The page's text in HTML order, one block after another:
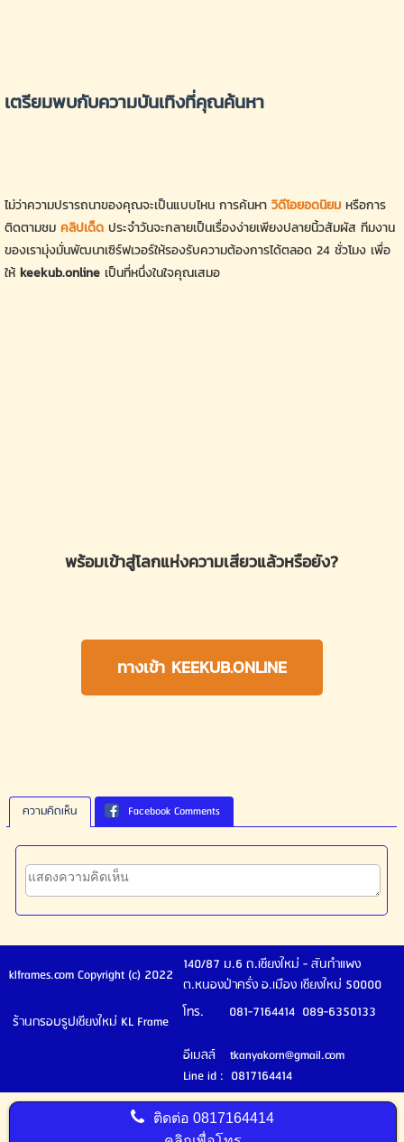
เตรียมพบกับความบันเทิงที่คุณค้นหา
ไม่ว่าความปรารถนาของคุณจะเป็นแบบไหน การค้นหา วิดีโอยอดนิยมหรือการ
ติดตามชม คลิปเด็ดประจำวันจะกลายเป็นเรื่องง่ายเพียงปลายนิ้วสัมผัส ทีมงาน
ของเรามุ่งมั่นพัฒนาเซิร์ฟเวอร์ให้รองรับความต้องการได้ตลอด 24 ชั่วโมง เพื่อ
ให้ keekub.onlineเป็นที่หนึ่งในใจคุณเสมอ
พร้อมเข้าสู่โลกแห่งความเสียวแล้วหรือยัง?
ทางเข้า KEEKUB.ONLINE
ความคิดเห็น Facebook Comments
klframes.com Copyright (c) 2022
140/87 ม.6 ถ.เชียงใหม่ - สันกำแพง
ต.หนองป่าครั่ง อ.เมือง เชียงใหม่ 50000
ร้านกรอบรูปเชียงใหม่ KL Frame
โทร. 081-7164414 089-6350133
อีเมลล์ tkanyakorn@gmail.com
Line id : 0817164414
ติดต่อ0817164414